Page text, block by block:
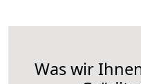
Was wir